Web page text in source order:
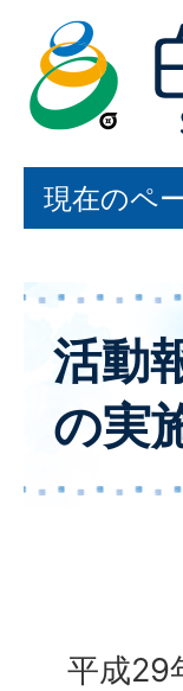
現在のペ
活動
の実
平成29